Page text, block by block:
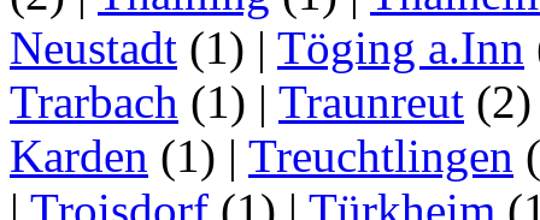
Neustadt (1) | Töging a.Inn
Trarbach (1) | Traunreut
Karden (1) | Treuchtlingen
| Troisdorf (1) | Türkheim